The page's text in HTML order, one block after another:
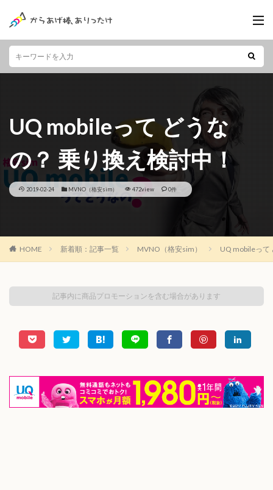
UQ mobileって どうな
の？ 乗り換え検討中！
2019-02-24 MVNO（格安sim） 472view 0件
HOME 新着順：記事一覧 MVNO（格安sim） UQ mobileって
記事内に商品プロモーションを含む場合があります